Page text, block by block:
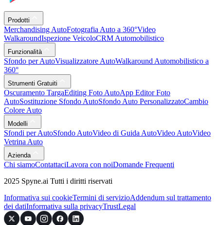
Prodotti
Merchandising AutoFotografia Auto a 360°Video
WalkaroundIspezione VeicoloCRM Automobilistico
Funzionalità
Sfondo per AutoVisualizzatore AutoWalkaround Automobilistico a
360°
Strumenti Gratuiti
Oscuramento TargaEditing Foto AutoApp Editor Foto
AutoSostituzione Sfondo AutoSfondo Auto PersonalizzatoCambio
Colore Auto
Modelli
Sfondi per AutoSfondo AutoVideo di Guida AutoVideo AutoVideo
Vetrina Auto
Azienda
Chi siamoContattaciLavora con noiDomande Frequenti
2025 Spyne.ai Tutti i diritti riservati
Informativa sui cookieTermini di servizioAddendum sul trattamento
dei datiInformativa sulla privacyTrustLegal